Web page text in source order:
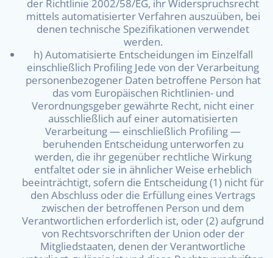
der Richtlinie 2002/58/EG, ihr Widerspruchsrecht
mittels automatisierter Verfahren auszuüben, bei
denen technische Spezifikationen verwendet
werden.
h) Automatisierte Entscheidungen im Einzelfall
einschließlich Profiling Jede von der Verarbeitung
personenbezogener Daten betroffene Person hat
das vom Europäischen Richtlinien- und
Verordnungsgeber gewährte Recht, nicht einer
ausschließlich auf einer automatisierten
Verarbeitung — einschließlich Profiling —
beruhenden Entscheidung unterworfen zu
werden, die ihr gegenüber rechtliche Wirkung
entfaltet oder sie in ähnlicher Weise erheblich
beeinträchtigt, sofern die Entscheidung (1) nicht für
den Abschluss oder die Erfüllung eines Vertrags
zwischen der betroffenen Person und dem
Verantwortlichen erforderlich ist, oder (2) aufgrund
von Rechtsvorschriften der Union oder der
Mitgliedstaaten, denen der Verantwortliche